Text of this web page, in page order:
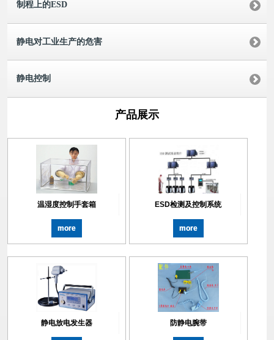
制程上的ESD
静电对工业生产的危害
静电控制
产品展示
温湿度控制手套箱
more
ESD检测及控制系统
more
静电放电发生器 防静电腕带